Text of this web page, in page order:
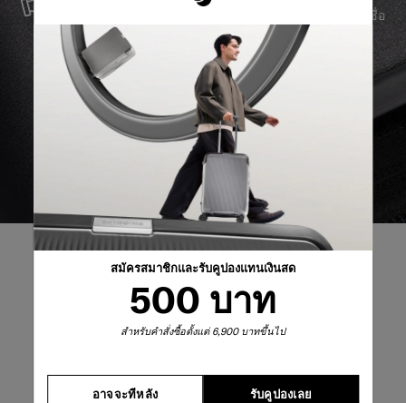
สมัครสมาชิกและรับคูปองแทนเงินสด
500 บาท
สำหรับคำสั่งซื้อตั้งแต่ 6,900 บาทขึ้นไป
รับคูปองเลย
อาจจะทีหลัง
เราผลิตสินค้าด้วยวัสดุที่ดีที่สุด พร้อมบริการสนับสนุนที่เชื่อ
ถือได้ เพื่อให้คุณก้าวไปข้างหน้าได้อย่างราบรื่น ไม่ว่าจะ
เกิดอะไรขึ้นก็ตาม
รีวิวผลิตภัณฑ์
บทวิจารณ์